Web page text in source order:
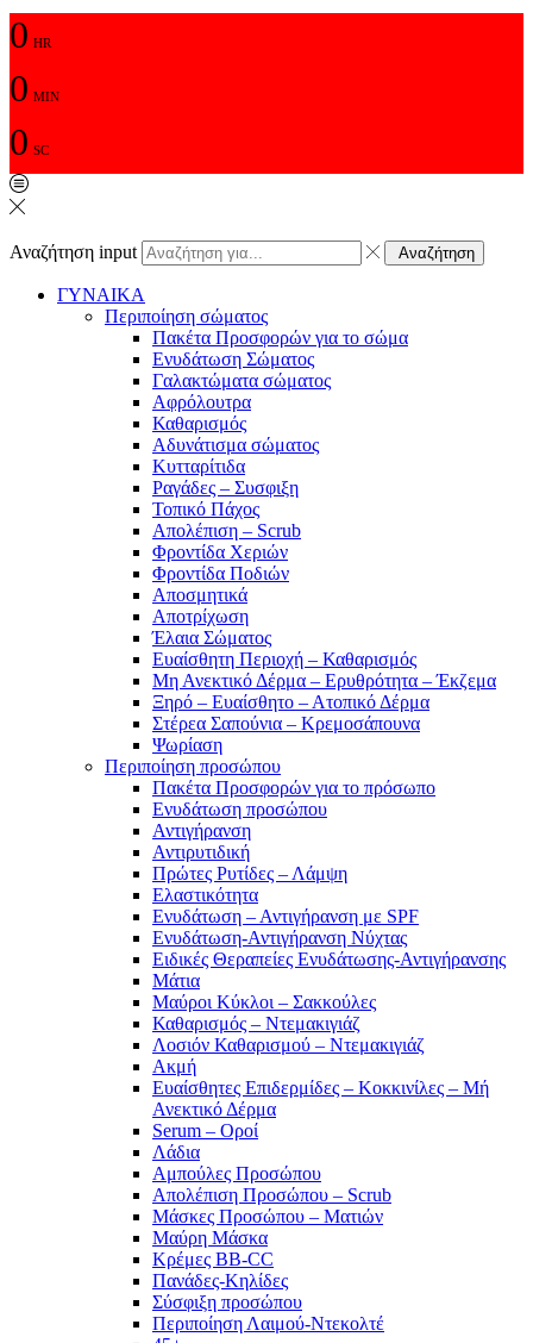
0 HR
0 MIN
0 SC
Αναζήτηση input Αναζήτηση
ΓΥΝΑΙΚΑ
Περιποίηση σώματος
Πακέτα Προσφορών για το σώμα
Ενυδάτωση Σώματος
Γαλακτώματα σώματος
Αφρόλουτρα
Καθαρισμός
Αδυνάτισμα σώματος
Κυτταρίτιδα
Ραγάδες – Συσφιξη
Τοπικό Πάχος
Απολέπιση – Scrub
Φροντίδα Χεριών
Φροντίδα Ποδιών
Αποσμητικά
Αποτρίχωση
Έλαια Σώματος
Ευαίσθητη Περιοχή – Καθαρισμός
Μη Ανεκτικό Δέρμα – Ερυθρότητα – Έκζεμα
Ξηρό – Ευαίσθητο – Ατοπικό Δέρμα
Στέρεα Σαπούνια – Κρεμοσάπουνα
Ψωρίαση
Περιποίηση προσώπου
Πακέτα Προσφορών για το πρόσωπο
Ενυδάτωση προσώπου
Αντιγήρανση
Αντιρυτιδική
Πρώτες Ρυτίδες – Λάμψη
Ελαστικότητα
Ενυδάτωση – Αντιγήρανση με SPF
Ενυδάτωση-Αντιγήρανση Νύχτας
Ειδικές Θεραπείες Ενυδάτωσης-Αντιγήρανσης
Μάτια
Μαύροι Κύκλοι – Σακκούλες
Καθαρισμός – Ντεμακιγιάζ
Λοσιόν Καθαρισμού – Ντεμακιγιάζ
Ακμή
Ευαίσθητες Επιδερμίδες – Κοκκινίλες – Μή
Ανεκτικό Δέρμα
Serum – Οροί
Λάδια
Αμπούλες Προσώπου
Απολέπιση Προσώπου – Scrub
Μάσκες Προσώπου – Ματιών
Μαύρη Μάσκα
Κρέμες BB-CC
Πανάδες-Κηλίδες
Σύσφιξη προσώπου
Περιποίηση Λαιμού-Ντεκολτέ